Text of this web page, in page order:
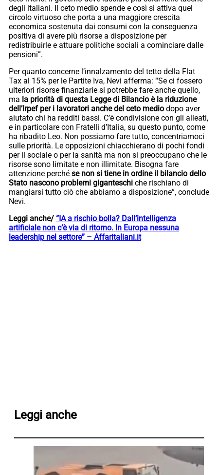
degli italiani. Il ceto medio spende e così si attiva quel
circolo virtuoso che porta a una maggiore crescita
economica sostenuta dai consumi con la conseguenza
positiva di avere più risorse a disposizione per
redistribuirle e attuare politiche sociali a cominciare dalle
pensioni”.
Per quanto concerne l’innalzamento del tetto della Flat
Tax al 15% per le Partite Iva, Nevi afferma: “Se ci fossero
ulteriori risorse finanziarie si potrebbe fare anche quello,
ma la priorità di questa Legge di Bilancio è la riduzione
dell’Irpef per i lavoratori anche del ceto medio dopo aver
aiutato chi ha redditi bassi. C’è condivisione con gli alleati,
e in particolare con Fratelli d’Italia, su questo punto, come
ha ribadito Leo. Non possiamo fare tutto, concentriamoci
sulle priorità. Le opposizioni chiacchierano di pochi fondi
per il sociale o per la sanità ma non si preoccupano che le
risorse sono limitate e non illimitate. Bisogna fare
attenzione perché se non si tiene in ordine il bilancio dello
Stato nascono problemi giganteschi che rischiano di
mangiarsi tutto ciò che abbiamo a disposizione”, conclude
Nevi.
Leggi anche/ “IA a rischio bolla? Dall’intelligenza
artificiale non c’è via di ritorno. In Europa nessuna
leadership nel settore” – Affaritaliani.it
Leggi anche